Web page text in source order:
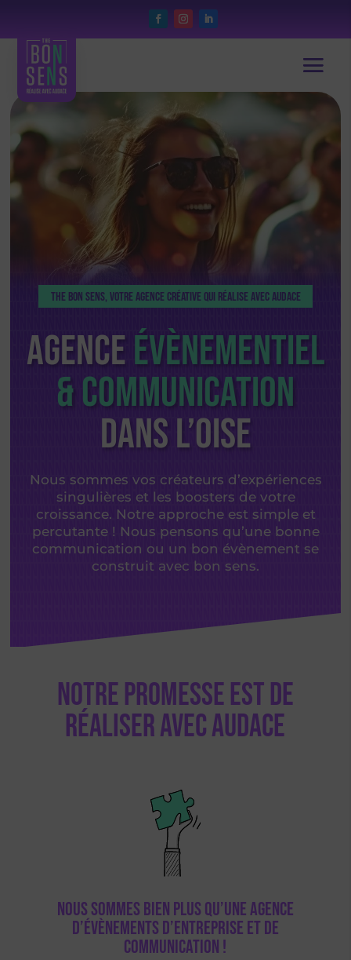
THE BON SENS, votreagence créativequi réalise avec audace
AgenceÉvènementiel
& Communication
dans l’Oise
Nous sommes vos créateurs d’expériences
singulières et les boosters de votre
croissance. Notre approche est simple et
percutante ! Nous pensons qu’une bonne
communication ou un bon évènement se
construit avec bon sens.
Notre promesse est de
réaliser avec audace
Nous sommes bien plus qu’une agence
d’évènements d’entreprise et de
communication !